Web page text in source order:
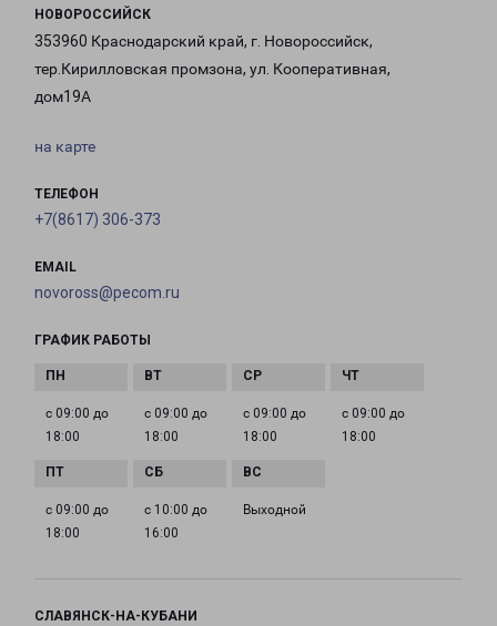
НОВОРОССИЙСК
353960 Краснодарский край, г. Новороссийск,
тер.Кирилловская промзона, ул. Кооперативная,
дом19А
на карте
ТЕЛЕФОН
+7(8617) 306-373
EMAIL
novoross@pecom.ru
ГРАФИК РАБОТЫ
с 09:00 до
18:00
с 09:00 до
18:00
с 09:00 до
18:00
с 09:00 до
18:00
с 09:00 до
18:00
с 10:00 до
16:00
Выходной
СЛАВЯНСК-НА-КУБАНИ